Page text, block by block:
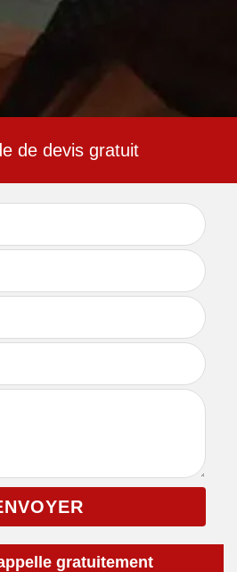
de devis gratuit
gratuitement